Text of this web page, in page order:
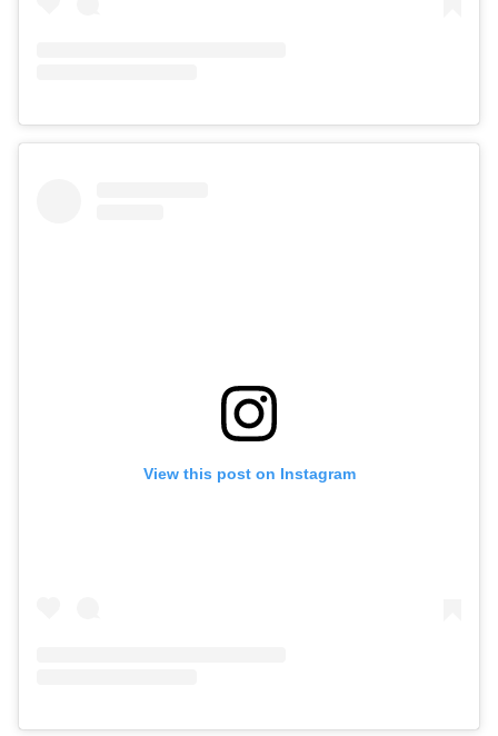
View this post on Instagram